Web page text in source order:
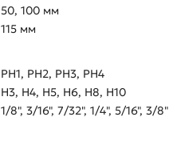
50, 100 мм
115 мм
PH1, PH2, PH3, PH4
H3, H4, H5, H6, H8, H10
1/8", 3/16", 7/32", 1/4", 5/16", 3/8"